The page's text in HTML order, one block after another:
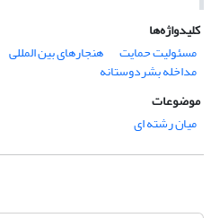
کلیدواژه‌ها
مسئولیت حمایت
هنجارهای بین المللی
مداخله بشردوستانه
موضوعات
میان رشته ای